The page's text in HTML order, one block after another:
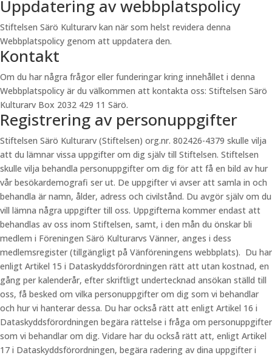
Uppdatering av webbplatspolicy
Stiftelsen Särö Kulturarv kan när som helst revidera denna
Webbplatspolicy genom att uppdatera den.
Kontakt
Om du har några frågor eller funderingar kring innehållet i denna
Webbplatspolicy är du välkommen att kontakta oss: Stiftelsen Särö
Kulturarv Box 2032 429 11 Särö.
Registrering av personuppgifter
Stiftelsen Särö Kulturarv (Stiftelsen) org.nr. 802426-4379 skulle vilja
att du lämnar vissa uppgifter om dig själv till Stiftelsen. Stiftelsen
skulle vilja behandla personuppgifter om dig för att få en bild av hur
vår besökardemografi ser ut. De uppgifter vi avser att samla in och
behandla är namn, ålder, adress och civilstånd. Du avgör själv om du
vill lämna några uppgifter till oss. Uppgifterna kommer endast att
behandlas av oss inom Stiftelsen, samt, i den mån du önskar bli
medlem i Föreningen Särö Kulturarvs Vänner, anges i dess
medlemsregister (tillgängligt på Vänföreningens webbplats). Du har
enligt Artikel 15 i Dataskyddsförordningen rätt att utan kostnad, en
gång per kalenderår, efter skriftligt undertecknad ansökan ställd till
oss, få besked om vilka personuppgifter om dig som vi behandlar
och hur vi hanterar dessa. Du har också rätt att enligt Artikel 16 i
Dataskyddsförordningen begära rättelse i fråga om personuppgifter
som vi behandlar om dig. Vidare har du också rätt att, enligt Artikel
17 i Dataskyddsförordningen, begära radering av dina uppgifter i